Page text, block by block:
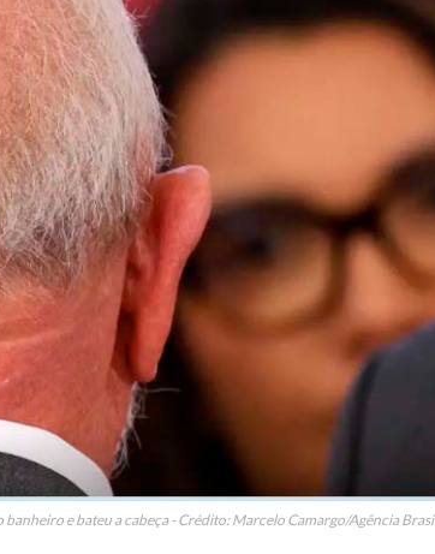
e bateu a cabeça - Crédito: Marcelo Camargo/Agência